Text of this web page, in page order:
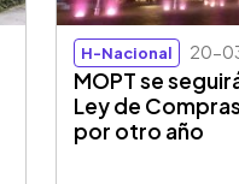
H-Nacional 20-
MOPT se
Ley de
por otro año